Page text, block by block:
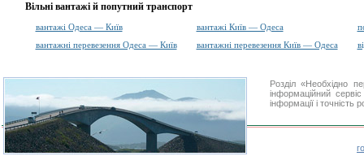
Вільні вантажі й попутний транспорт
вантажі Одеса — Київ вантажі Київ — Одеса
вантажні перевезення Одеса — Київ
вантажні перевезення Київ — Одеса
Розділ «Необхідно
інформаційний
інформації і